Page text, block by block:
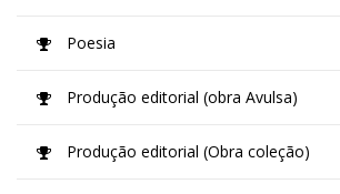
Poesia
Produção editorial (obra Avulsa)
Produção editorial (Obra coleção)